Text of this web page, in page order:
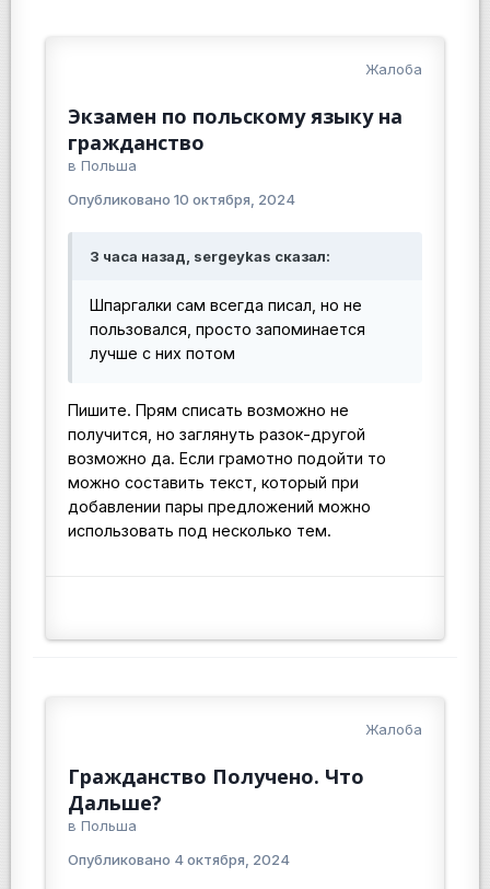
Жалоба
Экзамен по польскому языку на
гражданство
в Польша
Опубликовано 10 октября, 2024
3 часа назад, sergeykas сказал:
Шпаргалки сам всегда писал, но не
пользовался, просто запоминается
лучше с них потом
Пишите. Прям списать возможно не
получится, но заглянуть разок-другой
возможно да. Если грамотно подойти то
можно составить текст, который при
добавлении пары предложений можно
использовать под несколько тем.
Жалоба
Гражданство Получено. Что
Дальше?
в Польша
Опубликовано 4 октября, 2024